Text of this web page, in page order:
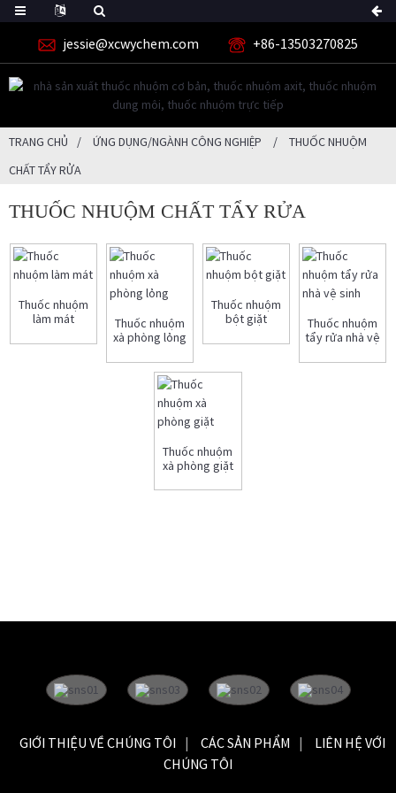
jessie@xcwychem.com +86-13503270825
TRANG CHỦ ỨNG DỤNG/NGÀNH CÔNG NGHIỆP
THUỐC NHUỘM
CHẤT TẨY RỬA
THUỐC NHUỘM CHẤT TẨY RỬA
Thuốc nhuộm
làm mát
Thuốc nhuộm
xà phòng lỏng
Thuốc nhuộm
bột giặt
Thuốc nhuộm
tẩy rửa nhà vệ
Thuốc nhuộm
xà phòng giặt
GIỚI THIỆU VỀ CHÚNG TÔI CÁC SẢN PHẨM
LIÊN HỆ VỚI
CHÚNG TÔI